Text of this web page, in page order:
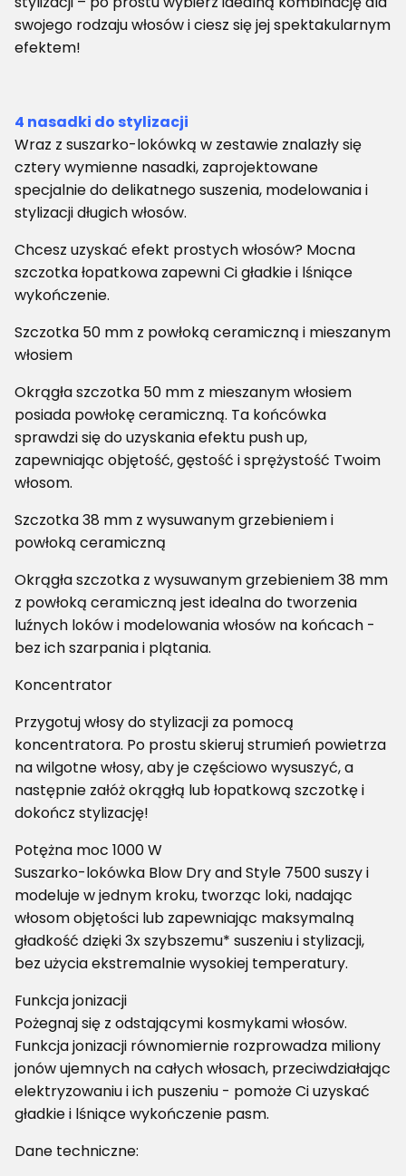
swojego rodzaju włosów i ciesz się jej spektakularnym
efektem!
4 nasadki do stylizacji
Wraz z suszarko-lokówką w zestawie znalazły się
cztery wymienne nasadki, zaprojektowane
specjalnie do delikatnego suszenia, modelowania i
stylizacji długich włosów.
Chcesz uzyskać efekt prostych włosów? Mocna
szczotka łopatkowa zapewni Ci gładkie i lśniące
wykończenie.
Szczotka 50 mm z powłoką ceramiczną i mieszanym
włosiem
Okrągła szczotka 50 mm z mieszanym włosiem
posiada powłokę ceramiczną. Ta końcówka
sprawdzi się do uzyskania efektu push up,
zapewniając objętość, gęstość i sprężystość Twoim
włosom.
Szczotka 38 mm z wysuwanym grzebieniem i
powłoką ceramiczną
Okrągła szczotka z wysuwanym grzebieniem 38 mm
z powłoką ceramiczną jest idealna do tworzenia
luźnych loków i modelowania włosów na końcach -
bez ich szarpania i plątania.
Koncentrator
Przygotuj włosy do stylizacji za pomocą
koncentratora. Po prostu skieruj strumień powietrza
na wilgotne włosy, aby je częściowo wysuszyć, a
następnie załóż okrągłą lub łopatkową szczotkę i
dokończ stylizację!
Potężna moc 1000 W
Suszarko-lokówka Blow Dry and Style 7500 suszy i
modeluje w jednym kroku, tworząc loki, nadając
włosom objętości lub zapewniając maksymalną
gładkość dzięki 3x szybszemu* suszeniu i stylizacji,
bez użycia ekstremalnie wysokiej temperatury.
Funkcja jonizacji
Pożegnaj się z odstającymi kosmykami włosów.
Funkcja jonizacji równomiernie rozprowadza miliony
jonów ujemnych na całych włosach, przeciwdziałając
elektryzowaniu i ich puszeniu - pomoże Ci uzyskać
gładkie i lśniące wykończenie pasm.
Dane techniczne: